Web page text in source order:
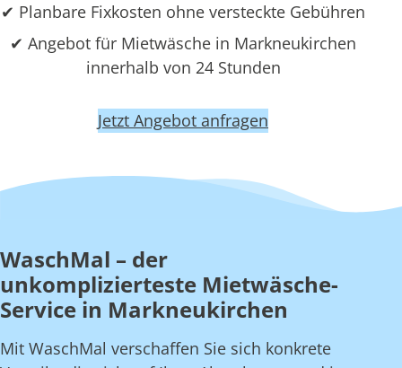
✔ Planbare Fixkosten ohne versteckte Gebühren
✔ Angebot für Mietwäsche in Markneukirchen
innerhalb von 24 Stunden
Jetzt Angebot anfragen
WaschMal – der
unkomplizierteste Mietwäsche-
Service in Markneukirchen
Mit WaschMal verschaffen Sie sich konkrete